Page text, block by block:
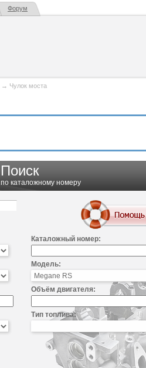
Форум
→ Чулок моста
Поиск
по каталожному номеру
Каталожный номер:
Модель:
Объём двигателя:
Тип топлива: